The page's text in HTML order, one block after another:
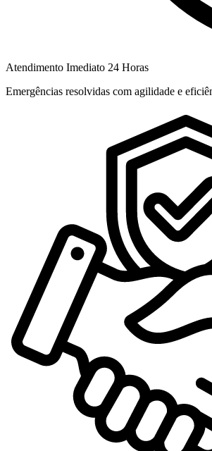
Atendimento Imediato 24 Horas
Emergências resolvidas com agilidade e